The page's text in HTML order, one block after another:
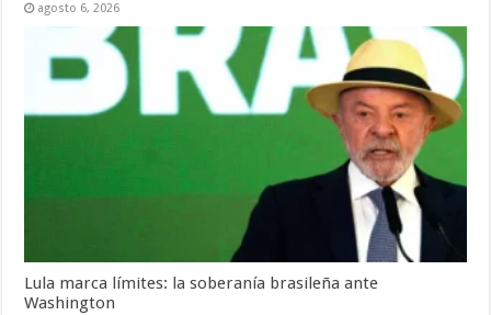
agosto 6, 2026
Lula marca límites: la soberanía brasileña ante
Washington